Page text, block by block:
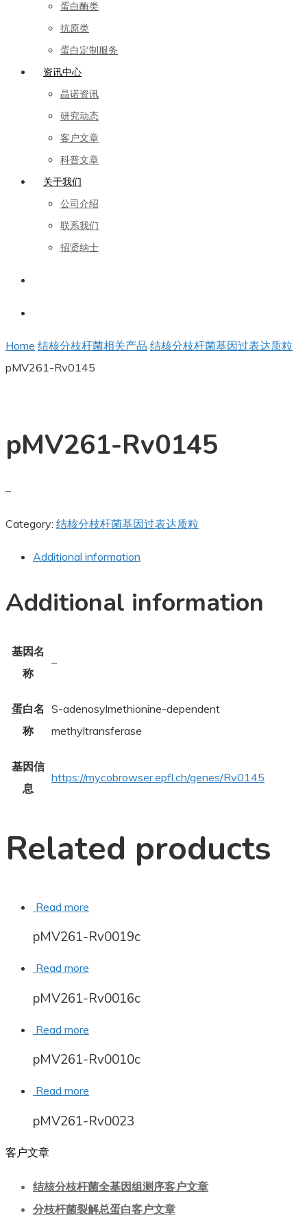
蛋白酶类
抗原类
蛋白定制服务
资讯中心
晶诺资讯
研究动态
客户文章
科普文章
关于我们
公司介绍
联系我们
招贤纳士
Home 结核分枝杆菌相关产品 结核分枝杆菌基因过表达质粒
pMV261-Rv0145
pMV261-Rv0145
–
Category: 结核分枝杆菌基因过表达质粒
Additional information
Additional information
基因名
称
–
蛋白名
称
S-adenosylmethionine-dependent
methyltransferase
基因信
息
https://mycobrowser.epfl.ch/genes/Rv0145
Related products
Read more
pMV261-Rv0019c
Read more
pMV261-Rv0016c
Read more
pMV261-Rv0010c
Read more
pMV261-Rv0023
客户文章
结核分枝杆菌全基因组测序客户文章
分枝杆菌裂解总蛋白客户文章